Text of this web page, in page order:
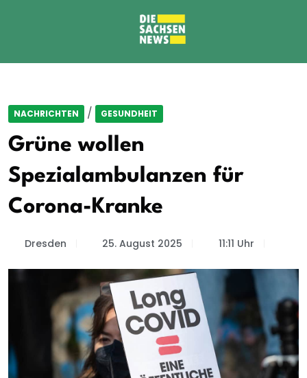
NACHRICHTEN / GESUNDHEIT
Grüne wollen
Spezialambulanzen für
Corona-Kranke
Dresden 25. August 2025 11:11 Uhr